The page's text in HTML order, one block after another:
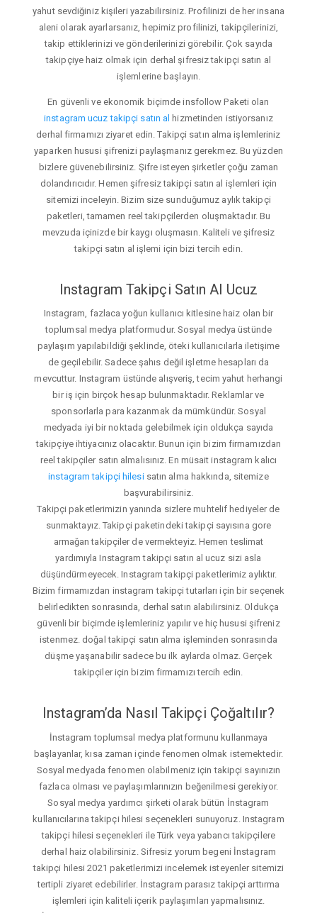
yahut sevdiğiniz kişileri yazabilirsiniz. Profilinizi de her insana
aleni olarak ayarlarsanız, hepimiz profilinizi, takipçilerinizi,
takip ettiklerinizi ve gönderilerinizi görebilir. Çok sayıda
takipçiye haiz olmak için derhal şifresiz takipçi satın al
işlemlerine başlayın.
En güvenli ve ekonomik biçimde insfollow Paketi olan
instagram ucuz takipçi satın al hizmetinden istiyorsanız
derhal firmamızı ziyaret edin. Takipçi satın alma işlemleriniz
yaparken hususi şifrenizi paylaşmanız gerekmez. Bu yüzden
bizlere güvenebilirsiniz. Şifre isteyen şirketler çoğu zaman
dolandırıcıdır. Hemen şifresiz takipçi satın al işlemleri için
sitemizi inceleyin. Bizim size sunduğumuz aylık takipçi
paketleri, tamamen reel takipçilerden oluşmaktadır. Bu
mevzuda içinizde bir kaygı oluşmasın. Kaliteli ve şifresiz
takipçi satın al işlemi için bizi tercih edin.
Instagram Takipçi Satın Al Ucuz
Instagram, fazlaca yoğun kullanıcı kitlesine haiz olan bir
toplumsal medya platformudur. Sosyal medya üstünde
paylaşım yapılabildiği şeklinde, öteki kullanıcılarla iletişime
de geçilebilir. Sadece şahıs değil işletme hesapları da
mevcuttur. Instagram üstünde alışveriş, tecim yahut herhangi
bir iş için birçok hesap bulunmaktadır. Reklamlar ve
sponsorlarla para kazanmak da mümkündür. Sosyal
medyada iyi bir noktada gelebilmek için oldukça sayıda
takipçiye ihtiyacınız olacaktır. Bunun için bizim firmamızdan
reel takipçiler satın almalısınız. En müsait instagram kalıcı
instagram takipçi hilesisatın alma hakkında, sitemize
başvurabilirsiniz.
Takipçi paketlerimizin yanında sizlere muhtelif hediyeler de
sunmaktayız. Takipçi paketindeki takipçi sayısına gore
armağan takipçiler de vermekteyiz. Hemen teslimat
yardımıyla Instagram takipçi satın al ucuz sizi asla
düşündürmeyecek. Instagram takipçi paketlerimiz aylıktır.
Bizim firmamızdan instagram takipçi tutarları için bir seçenek
belirledikten sonrasında, derhal satın alabilirsiniz. Oldukça
güvenli bir biçimde işlemleriniz yapılır ve hiç hususi şifreniz
istenmez. doğal takipçi satın alma işleminden sonrasında
düşme yaşanabilir sadece bu ilk aylarda olmaz. Gerçek
takipçiler için bizim firmamızı tercih edin.
Instagram’da Nasıl Takipçi Çoğaltılır?
İnstagram toplumsal medya platformunu kullanmaya
başlayanlar, kısa zaman içinde fenomen olmak istemektedir.
Sosyal medyada fenomen olabilmeniz için takipçi sayınızın
fazlaca olması ve paylaşımlarınızın beğenilmesi gerekiyor.
Sosyal medya yardımcı şirketi olarak bütün İnstagram
kullanıcılarına takipçi hilesi seçenekleri sunuyoruz. Instagram
takipçi hilesi seçenekleri ile Türk veya yabancı takipçilere
derhal haiz olabilirsiniz. Sifresiz yorum begeni İnstagram
takipçi hilesi 2021 paketlerimizi incelemek isteyenler sitemizi
tertipli ziyaret edebilirler. İnstagram parasız takipçi arttırma
işlemleri için kaliteli içerik paylaşımları yapmalısınız.